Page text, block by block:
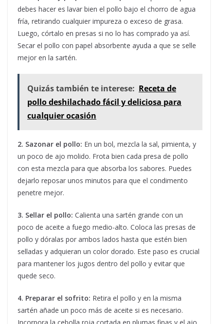
debes hacer es lavar bien el pollo bajo el chorro de agua
fría, retirando cualquier impureza o exceso de grasa.
Luego, córtalo en presas si no lo has comprado ya así.
Secar el pollo con papel absorbente ayuda a que se selle
mejor en la sartén.
Quizás también te interese: Receta de
pollo deshilachado fácil y deliciosa para
cualquier ocasión
2. Sazonar el pollo: En un bol, mezcla la sal, pimienta, y
un poco de ajo molido. Frota bien cada presa de pollo
con esta mezcla para que absorba los sabores. Puedes
dejarlo reposar unos minutos para que el condimento
penetre mejor.
3. Sellar el pollo: Calienta una sartén grande con un
poco de aceite a fuego medio-alto. Coloca las presas de
pollo y dóralas por ambos lados hasta que estén bien
selladas y adquieran un color dorado. Este paso es crucial
para mantener los jugos dentro del pollo y evitar que
quede seco.
4. Preparar el sofrito: Retira el pollo y en la misma
sartén añade un poco más de aceite si es necesario.